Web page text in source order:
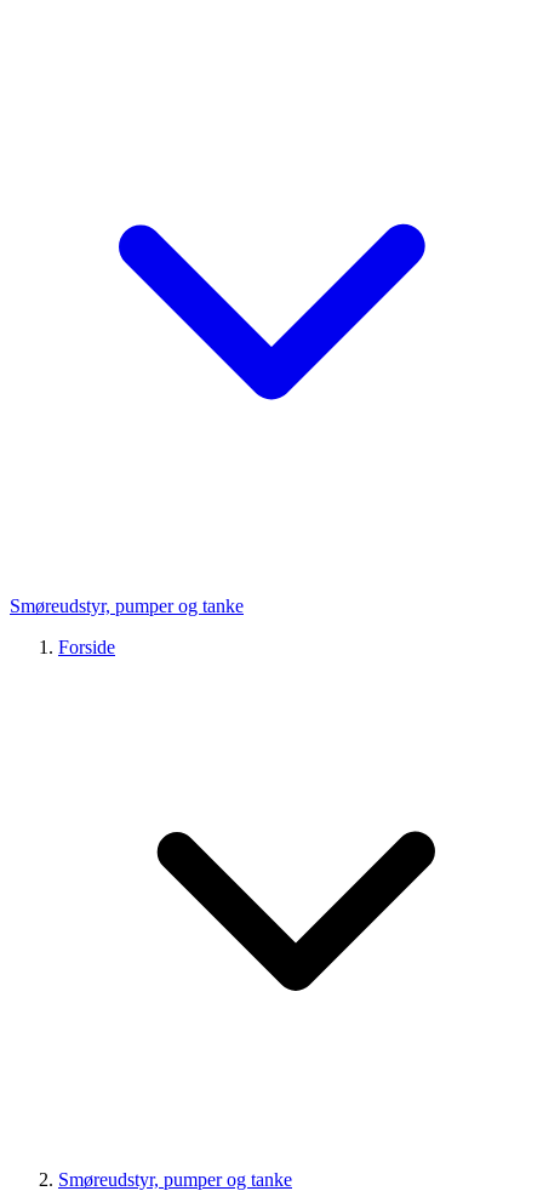
Smøreudstyr, pumper og tanke
Forside
Smøreudstyr, pumper og tanke